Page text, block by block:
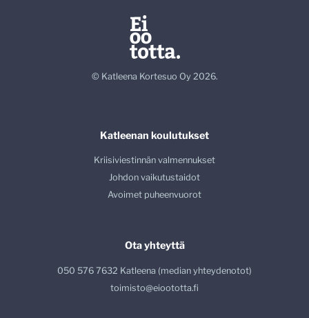
© Katleena Kortesuo Oy 2026.
Katleenan koulutukset
Kriisiviestinnän valmennukset
Johdon vaikutustaidot
Avoimet puheenvuorot
Ota yhteyttä
050 576 7632 Katleena (median yhteydenotot)
toimisto@eioototta.fi